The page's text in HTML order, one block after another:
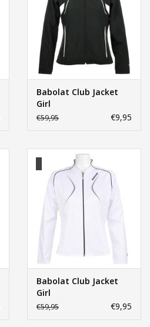
Babolat Club Jacket
Girl
€59,95 €9,95
Babolat Club Jacket
Girl
€59,95 €9,95